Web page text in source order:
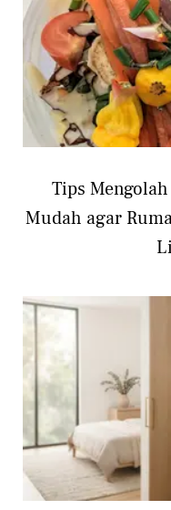
Tips
Mudah agar